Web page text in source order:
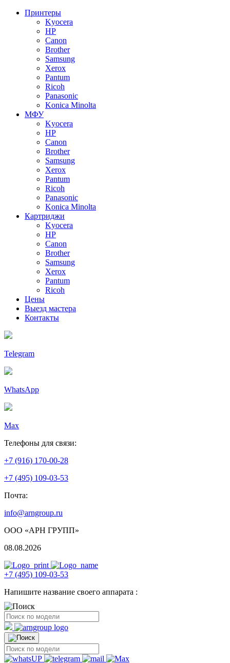
Принтеры
Kyocera
HP
Canon
Brother
Samsung
Xerox
Pantum
Ricoh
Panasonic
Konica Minolta
МФУ
Kyocera
HP
Canon
Brother
Samsung
Xerox
Pantum
Ricoh
Panasonic
Konica Minolta
Картриджи
Kyocera
HP
Canon
Brother
Samsung
Xerox
Pantum
Ricoh
Цены
Выезд мастера
Контакты
Telegram
WhatsApp
Max
Телефоны для связи:
+7 (916) 170-00-28
+7 (495) 109-03-53
Почта:
info@arngroup.ru
ООО «АРН ГРУПП»
08.08.2026
+7 (495) 109-03-53
Напишите название своего аппарата :